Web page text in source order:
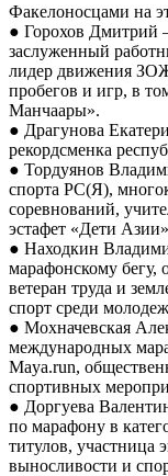
Факелоносцами на
● Горохов Дмитрий
заслуженный
лидер движения
пробегов и игр, в
Манчаары».
● Драгунова
рекордсменка
● Тордуянов
спорта РС(Я),
соревнований,
эстафет «Дети
● Находкин
марафонскому бегу,
ветеран труда и
спорт среди
● Мохначевская
международных
Maya.run,
спортивных
● Доргуева
по марафону в
титулов, участница
выносливости и